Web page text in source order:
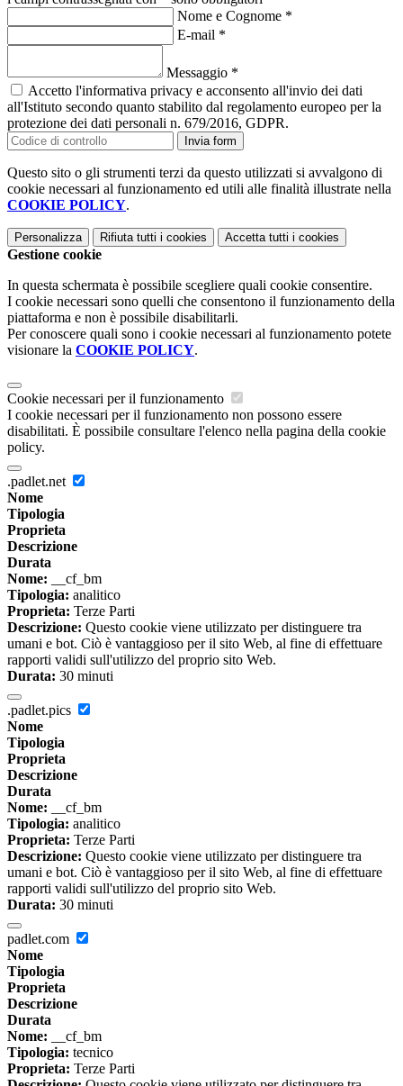
Nome e Cognome *
E-mail *
Messaggio *
Accetto l'informativa privacy e acconsento all'invio dei dati
all'Istituto secondo quanto stabilito dal regolamento europeo per la
protezione dei dati personali n. 679/2016, GDPR.
Invia form
Questo sito o gli strumenti terzi da questo utilizzati si avvalgono di
cookie necessari al funzionamento ed utili alle finalità illustrate nella
COOKIE POLICY.
Personalizza Rifiuta tutti i cookies Accetta tutti i cookies
Gestione cookie
In questa schermata è possibile scegliere quali cookie consentire.
I cookie necessari sono quelli che consentono il funzionamento della
piattaforma e non è possibile disabilitarli.
Per conoscere quali sono i cookie necessari al funzionamento potete
visionare la COOKIE POLICY.
Cookie necessari per il funzionamento
I cookie necessari per il funzionamento non possono essere
disabilitati. È possibile consultare l'elenco nella pagina della cookie
policy.
.padlet.net
Nome
Tipologia
Proprieta
Descrizione
Durata
Nome: __cf_bm
Tipologia: analitico
Proprieta: Terze Parti
Descrizione: Questo cookie viene utilizzato per distinguere tra
umani e bot. Ciò è vantaggioso per il sito Web, al fine di effettuare
rapporti validi sull'utilizzo del proprio sito Web.
Durata: 30 minuti
.padlet.pics
Nome
Tipologia
Proprieta
Descrizione
Durata
Nome: __cf_bm
Tipologia: analitico
Proprieta: Terze Parti
Descrizione: Questo cookie viene utilizzato per distinguere tra
umani e bot. Ciò è vantaggioso per il sito Web, al fine di effettuare
rapporti validi sull'utilizzo del proprio sito Web.
Durata: 30 minuti
padlet.com
Nome
Tipologia
Proprieta
Descrizione
Durata
Nome: __cf_bm
Tipologia: tecnico
Proprieta: Terze Parti